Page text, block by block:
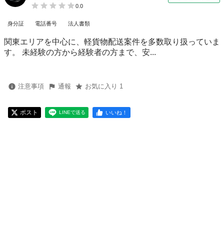
0.0
身分証 電話番号 法人書類
関東エリアを中心に、軽貨物配送案件を多数取り扱っていま
す。 未経験の方から経験者の方まで、安...
注意事項 通報 お気に入り 1
ポスト LINEで送る いいね！